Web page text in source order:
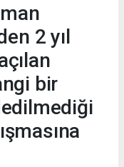
2 yıl
bir